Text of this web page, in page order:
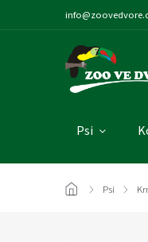
Psi
/ Psi /